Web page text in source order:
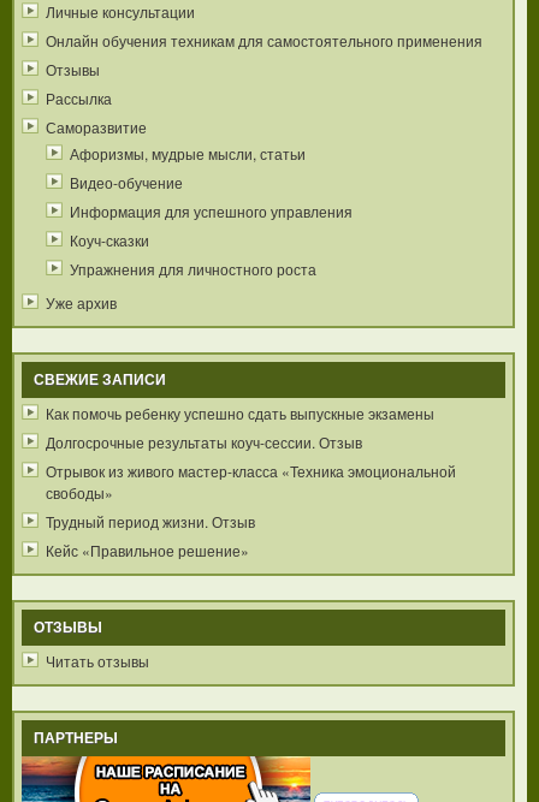
Личные консультации
Онлайн обучения техникам для самостоятельного применения
Отзывы
Рассылка
Саморазвитие
Афоризмы, мудрые мысли, статьи
Видео-обучение
Информация для успешного управления
Коуч-сказки
Упражнения для личностного роста
Уже архив
СВЕЖИЕ ЗАПИСИ
Как помочь ребенку успешно сдать выпускные экзамены
Долгосрочные результаты коуч-сессии. Отзыв
Отрывок из живого мастер-класса «Техника эмоциональной
свободы»
Трудный период жизни. Отзыв
Кейс «Правильное решение»
ОТЗЫВЫ
Читать отзывы
ПАРТНЕРЫ